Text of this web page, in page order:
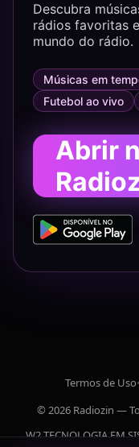
Descubra
rádios favoritas
mundo do rádio.
Músicas em
Futebol ao vivo
Abrir
Termos de Uso•
© 2026 Radiozin —
W2 TECNOLOGIA EM